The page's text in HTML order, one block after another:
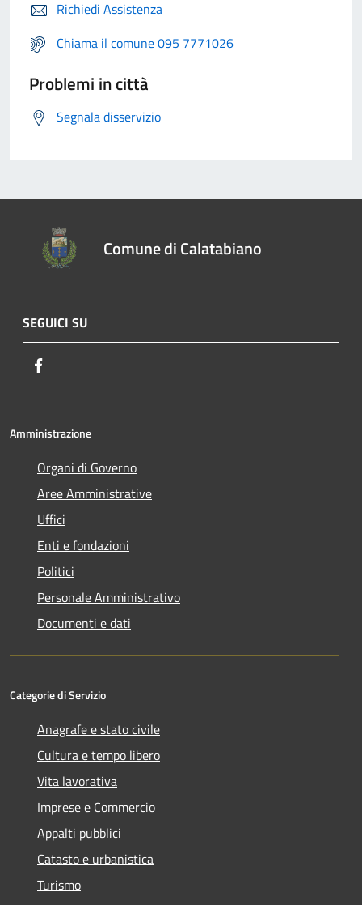
Richiedi Assistenza
Chiama il comune 095 7771026
Problemi in città
Segnala disservizio
Comune di Calatabiano
SEGUICI SU
Amministrazione
Organi di Governo
Aree Amministrative
Uffici
Enti e fondazioni
Politici
Personale Amministrativo
Documenti e dati
Categorie di Servizio
Anagrafe e stato civile
Cultura e tempo libero
Vita lavorativa
Imprese e Commercio
Appalti pubblici
Catasto e urbanistica
Turismo